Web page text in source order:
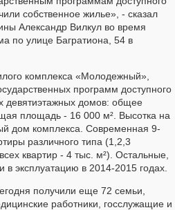
собственное жилье», - сказал
Александр Вилкул во время
по улице Багратиона, 54 в
комплекса «Молодежный»,
программ доступного
девятиэтажных домов: общее
площадь - 16 000 м². Высотка на
дом комплекса. Современная 9-
различного типа (1,2,3
квартир - 4 тыс. м²). Остальные,
в эксплуатацию в 2014-2015 годах.
получили еще 72 семьи,
работники, госслужащие и